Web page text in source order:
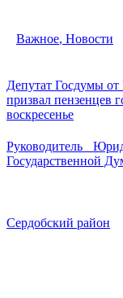
Важное, Новости
Депутат Госдумы
призвал пензенцев
воскресенье
Руководитель
Государственной
Сердобский район